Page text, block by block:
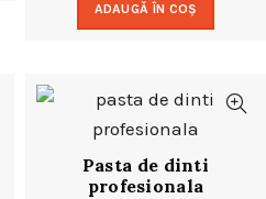
ADAUGĂ ÎN COȘ
Pasta de dinti
profesionala